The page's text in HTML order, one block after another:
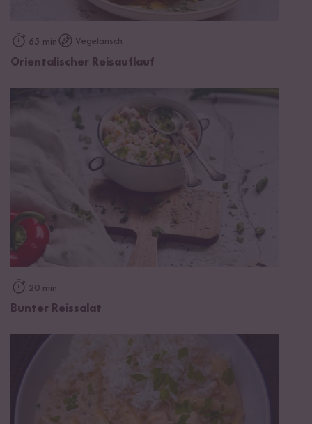
65 min Vegetarisch
Orientalischer Reisauflauf
20 min
Bunter Reissalat